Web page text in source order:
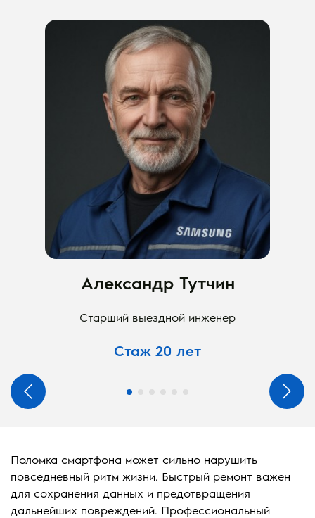
Александр Тутчин
Старший выездной инженер
Стаж 20 лет
Поломка смартфона может сильно нарушить
повседневный ритм жизни. Быстрый ремонт важен
для сохранения данных и предотвращения
дальнейших повреждений. Профессиональный